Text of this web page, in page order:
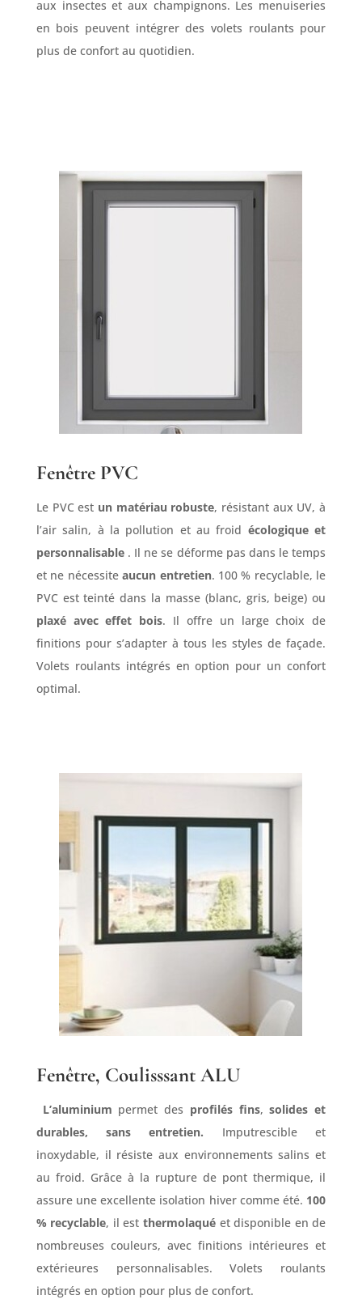
aux insectes et aux champignons. Les menuiseries
en bois peuvent intégrer des volets roulants pour
plus de confort au quotidien.
Fenêtre PVC
Le PVC est un matériau robuste, résistant aux UV, à
l’air salin, à la pollution et au froid écologique et
personnalisable. Il ne se déforme pas dans le temps
et ne nécessiteaucun entretien. 100 % recyclable, le
PVC est teinté dans la masse (blanc, gris, beige) ou
plaxé avec effet bois. Il offre un large choix de
finitions pour s’adapter à tous les styles de façade.
Volets roulants intégrés en option pour un confort
optimal.
Fenêtre, Coulisssant ALU
L’aluminium permet des profilés fins,solides et
durables, sans entretien. Imputrescible et
inoxydable, il résiste aux environnements salins et
au froid. Grâce à la rupture de pont thermique, il
assure une excellente isolation hiver comme été. 100
% recyclable, il estthermolaqué et disponible en de
nombreuses couleurs, avec finitions intérieures et
extérieures personnalisables. Volets roulants
intégrés en option pour plus de confort.